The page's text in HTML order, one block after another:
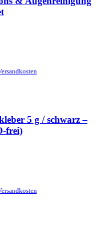
5 g / schwarz –
frei)